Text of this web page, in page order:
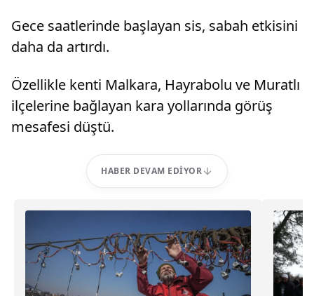
Gece saatlerinde başlayan sis, sabah etkisini
daha da artırdı.
Özellikle kenti Malkara, Hayrabolu ve Muratlı
ilçelerine bağlayan kara yollarında görüş
mesafesi düştü.
HABER DEVAM EDIYOR